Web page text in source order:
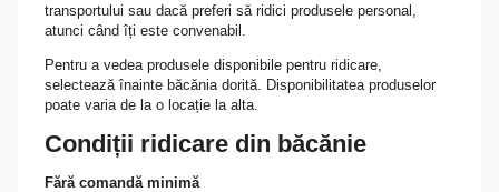
transportului sau dacă preferi să ridici produsele personal,
atunci când îți este convenabil.
Pentru a vedea produsele disponibile pentru ridicare,
selectează înainte băcănia dorită. Disponibilitatea produselor
poate varia de la o locație la alta.
Condiții ridicare din băcănie
Fără comandă minimă